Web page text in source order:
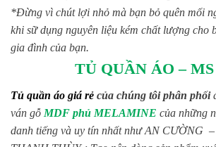
*Đừng vì chút lợi nhỏ mà bạn bỏ quên mối
khi sữ dụng nguyên liệu kém chất lượng cho
gia đình của bạn.
TỦ QUẦN ÁO – MS
Tủ quần áo giá rẻ của chúng tôi phân phối
ván gỗ MDF phủ MELAMINE của những
danh tiếng và uy tín nhất như AN CƯỜNG